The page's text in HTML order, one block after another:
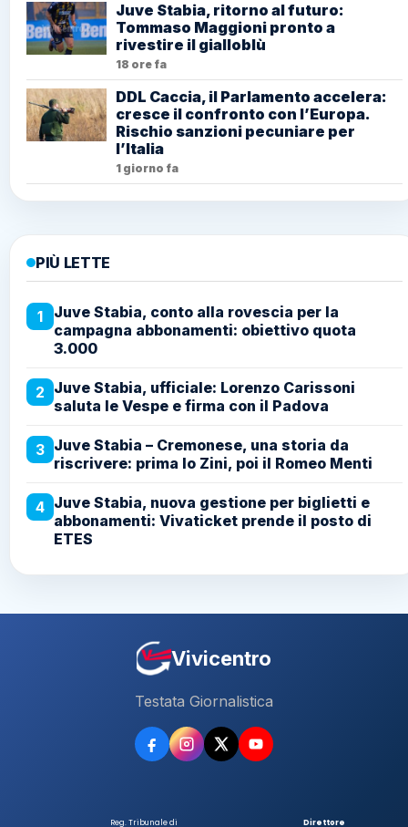
Juve Stabia, ritorno al futuro:
Tommaso Maggioni pronto a
rivestire il gialloblù
18 ore fa
DDL Caccia, il Parlamento accelera:
cresce il confronto con l’Europa.
Rischio sanzioni pecuniare per
l’Italia
1 giorno fa
PIÙ LETTE
1
Juve Stabia, conto alla rovescia per la
campagna abbonamenti: obiettivo quota
3.000
2 Juve Stabia, ufficiale: Lorenzo Carissoni
saluta le Vespe e firma con il Padova
3 Juve Stabia – Cremonese, una storia da
riscrivere: prima lo Zini, poi il Romeo Menti
4 Juve Stabia, nuova gestione per biglietti e
abbonamenti: Vivaticket prende il posto di
ETES
Vivicentro
Testata Giornalistica
Reg. Tribunale di
Direttore